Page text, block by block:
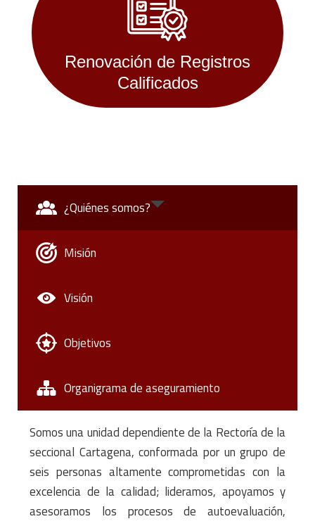
Renovación de Registros
Calificados
¿Quiénes somos?
Misión
Visión
Objetivos
Organigrama de aseguramiento
Somos una unidad dependiente de la Rectoría de la
seccional Cartagena, conformada por un grupo de
seis personas altamente comprometidas con la
excelencia de la calidad; lideramos, apoyamos y
asesoramos los procesos de autoevaluación,